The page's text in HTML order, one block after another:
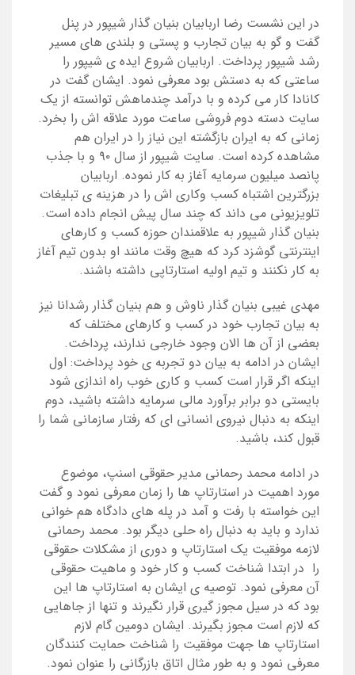
در این نشست رضا اربابیان بنیان گذار شیپور در پنل
گفت و گو به بیان تجارب و پستی و بلندی های مسیر
رشد شیپور پرداخت. اربابیان شروع ایده ی شیپور را
ساعتی که به دستش بود معرفی نمود. ایشان گفت در
کانادا کار می کرده و با درآمد چندماهش توانسته از یک
سایت دسته دوم فروشی ساعت مورد علاقه اش را بخرد.
زمانی که به ایران بازگشته این نیاز را در ایران هم
مشاهده کرده است. سایت شیپور از سال ۹۰ و با جذب
پانصد میلیون سرمایه آغاز به کار نموده. اربابیان
بزرگترین اشتباه کسب وکاری اش را در هزینه ی تبلیغات
تلویزیونی می داند که چند سال پیش انجام داده است.
بنیان گذار شیپور به علاقمندان حوزه کسب و کارهای
اینترنتی گوشزد کرد که هیچ وقت مانند او بدون تیم آغاز
به کار نکنند و تیم اولیه استارتاپی داشته باشند.
مهدی غیبی بنیان گذار ناوش و هم بنیان گذار رشدانا نیز
به بیان تجارب خود در کسب و کارهای مختلف که
بعضی از آن ها الان وجود خارجی ندارند، پرداخت.
ایشان در ادامه به بیان دو تجربه ی خود پرداخت: اول
اینکه اگر قرار است کسب و کاری خوب راه اندازی شود
بایستی دو برابر برآورد مالی سرمایه داشته باشید، دوم
اینکه به دنبال نیروی انسانی ای که رفتار سازمانی شما را
قبول کند، باشید.
در ادامه محمد رحمانی مدیر حقوقی اسنپ، موضوع
مورد اهمیت در استارتاپ ها را زمان معرفی نمود و گفت
این خواسته با رفت و آمد در پله های دادگاه هم خوانی
ندارد و باید به دنبال راه حلی دیگر بود. محمد رحمانی
لازمه موفقیت یک استارتاپ و دوری از مشکلات حقوقی
را در ابتدا شناخت کسب و کار خود و ماهیت حقوقی
آن معرفی نمود. توصیه ی ایشان به استارتاپ ها این
بود که در سیل مجوز گیری قرار نگیرند و تنها از جاهایی
که لازم است مجوز بگیرند. ایشان دومین گام لازم
استارتاپ ها جهت موفقیت را شناخت حمایت کنندگان
معرفی نمود و به طور مثال اتاق بازرگانی را عنوان نمود.